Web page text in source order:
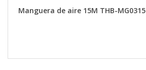
Manguera de aire 15M THB-MG0315